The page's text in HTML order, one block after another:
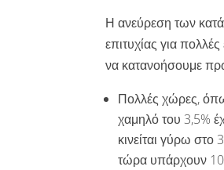
Η ανεύρεση των
επιτυχίας για
να κατανοήσουμε
Πολλές χώρες,
χαμηλό του 3,5%
κινείται γύρω
τώρα υπάρχουν 10